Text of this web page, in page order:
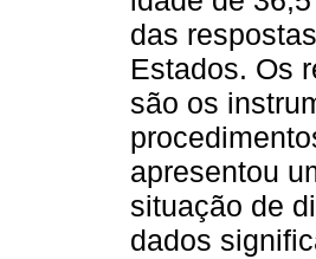
das
Estados. Os
são os
apresentou
situação de
dados